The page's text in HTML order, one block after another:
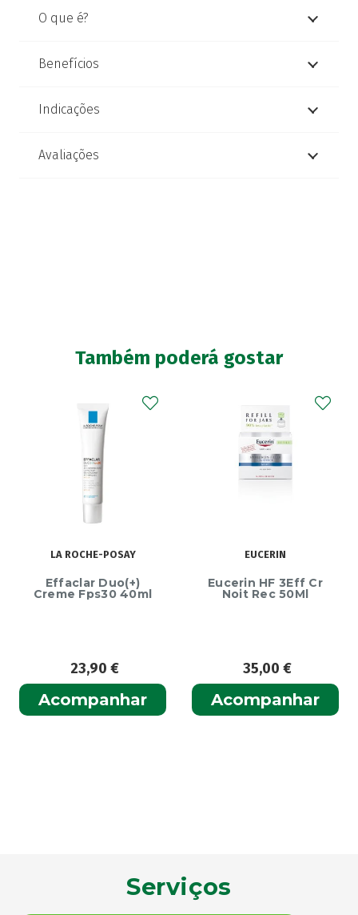
O que é?
Benefícios
Indicações
Avaliações
Também poderá gostar
LA ROCHE-POSAY
Effaclar Duo(+)
Creme Fps30 40ml
23,90€
Acompanhar
EUCERIN
Eucerin HF 3Eff Cr
Noit Rec 50Ml
35,00€
Acompanhar
Serviços